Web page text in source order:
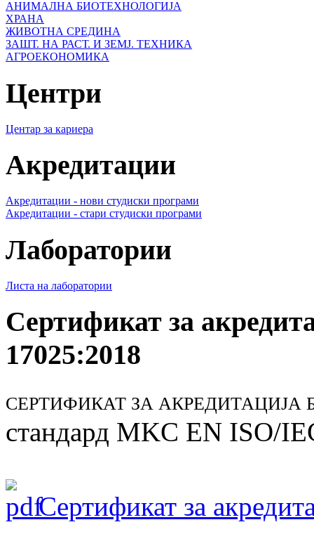
АНИМАЛНА БИОТЕХНОЛОГИЈА
ХРАНА
ЖИВОТНА СРЕДИНА
ЗАШТ. НА РАСТ. И ЗЕМЈ. ТЕХНИКА
АГРОЕКОНОМИКА
Центри
Центар за кариера
Акредитации
Акредитации - нови студиски програми
Акредитации - стари студиски програми
Лаборатории
Листа на лаборатории
Сертификат за
17025:2018
СЕРТИФИКАТ ЗА АКРЕДИТАЦИЈА
стандард MKC EN ISO/
Сертификат за